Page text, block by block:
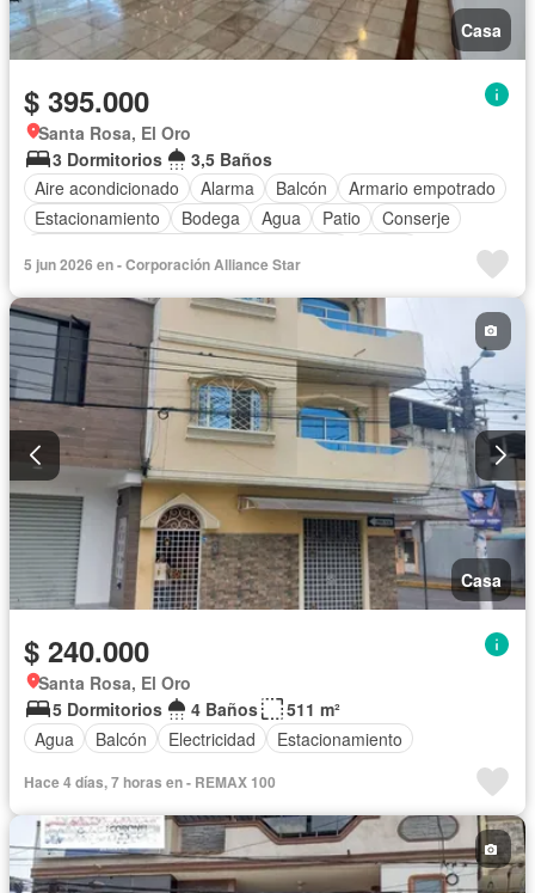
Casa
$ 395.000
Santa Rosa, El Oro
3 Dormitorios
3,5 Baños
Aire acondicionado
Alarma Balcón
Armario empotrado
Estacionamiento
Bodega Agua Patio
Conserje
Garita de guardianía
Seguridad
Cuarto de servicio
Sin amoblar
5 jun 2026 en - Corporación Alliance Star
Casa
$ 240.000
Santa Rosa, El Oro
5 Dormitorios
4 Baños
511 m²
Agua
Balcón Electricidad Estacionamiento
Hace 4 días, 7 horas en - REMAX 100